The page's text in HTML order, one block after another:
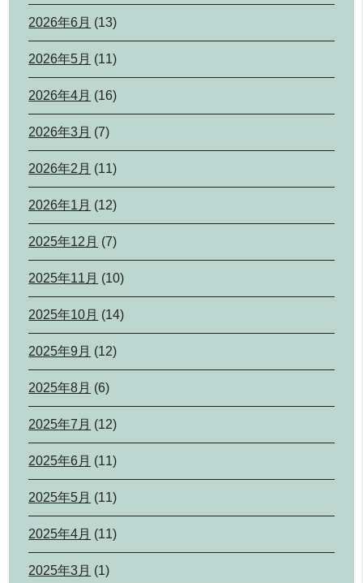
2026年6月 (13)
2026年5月 (11)
2026年4月 (16)
2026年3月 (7)
2026年2月 (11)
2026年1月 (12)
2025年12月 (7)
2025年11月 (10)
2025年10月 (14)
2025年9月 (12)
2025年8月 (6)
2025年7月 (12)
2025年6月 (11)
2025年5月 (11)
2025年4月 (11)
2025年3月 (1)